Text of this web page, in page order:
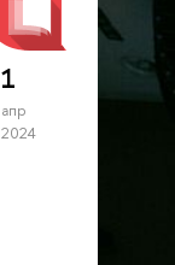
1
апр
2024